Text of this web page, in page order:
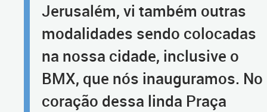
Jerusalém, vi também outras
modalidades sendo colocadas
na nossa cidade, inclusive o
BMX, que nós inauguramos. No
coração dessa linda Praça